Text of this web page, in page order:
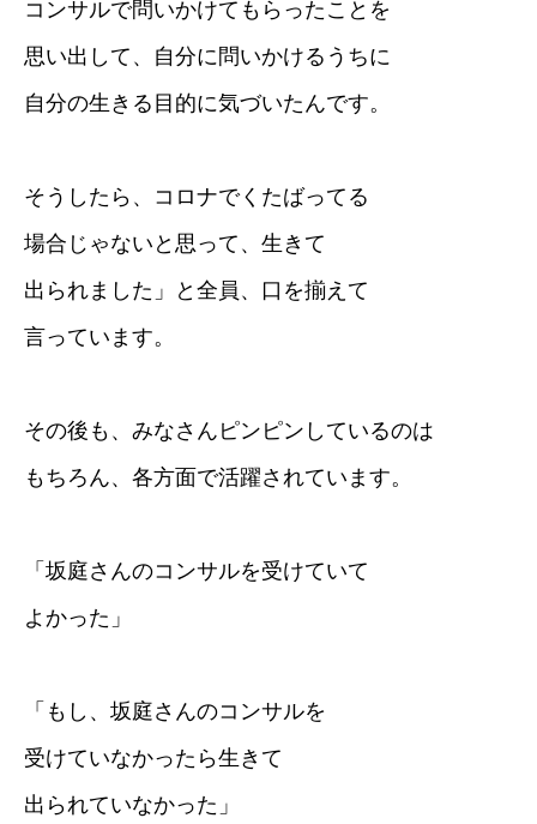
コンサルで問いかけてもらったことを
思い出して、自分に問いかけるうちに
自分の生きる目的に気づいたんです。
そうしたら、コロナでくたばってる
場合じゃないと思って、生きて
出られました」と全員、口を揃えて
言っています。
その後も、みなさんピンピンしているのは
もちろん、各方面で活躍されています。
「坂庭さんのコンサルを受けていて
よかった」
「もし、坂庭さんのコンサルを
受けていなかったら生きて
出られていなかった」